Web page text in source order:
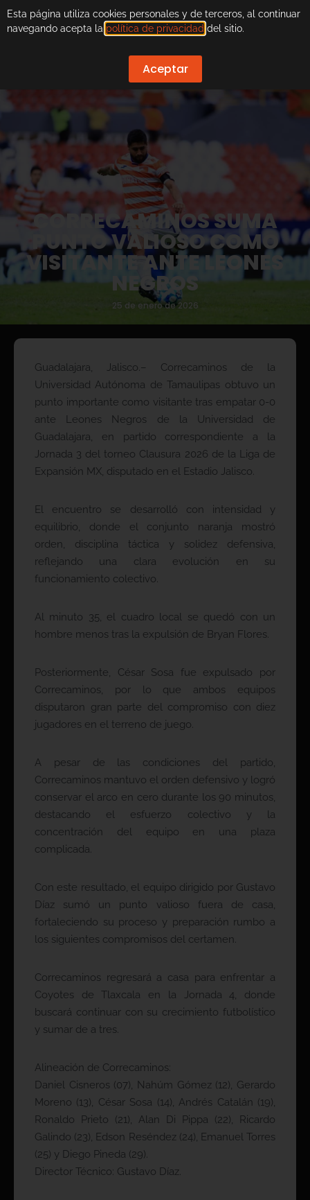
CORRECAMINOS SUMA
PUNTO VALIOSO COMO
VISITANTE ANTE LEONES
NEGROS
25 de enero de 2026
Guadalajara, Jalisco.– Correcaminos de la
Universidad Autónoma de Tamaulipas obtuvo un
punto importante como visitante tras empatar 0-0
ante Leones Negros de la Universidad de
Guadalajara, en partido correspondiente a la
Jornada 3 del torneo Clausura 2026 de la Liga de
Expansión MX, disputado en el Estadio Jalisco.
El encuentro se desarrolló con intensidad y
equilibrio, donde el conjunto naranja mostró
orden, disciplina táctica y solidez defensiva,
reflejando una clara evolución en su
funcionamiento colectivo.
Al minuto 35, el cuadro local se quedó con un
hombre menos tras la expulsión de Bryan Flores.
Posteriormente, César Sosa fue expulsado por
Correcaminos, por lo que ambos equipos
disputaron gran parte del compromiso con diez
jugadores en el terreno de juego.
A pesar de las condiciones del partido,
Correcaminos mantuvo el orden defensivo y logró
conservar el arco en cero durante los 90 minutos,
destacando el esfuerzo colectivo y la
concentración del equipo en una plaza
complicada.
Con este resultado, el equipo dirigido por Gustavo
Díaz sumó un punto valioso fuera de casa,
fortaleciendo su proceso y preparación rumbo a
los siguientes compromisos del certamen.
Correcaminos regresará a casa para enfrentar a
Coyotes de Tlaxcala en la Jornada 4, donde
buscará continuar con su crecimiento futbolístico
y sumar de a tres.
Alineación de Correcaminos:
Daniel Cisneros (07), Nahúm Gómez (12), Gerardo
Moreno (13), César Sosa (14), Andrés Catalán (19),
Ronaldo Prieto (21), Alan Di Pippa (22), Ricardo
Galindo (23), Edson Reséndez (24), Emanuel Torres
(25) y Diego Pineda (29).
Director Técnico: Gustavo Díaz.
Esta página utiliza cookies personales y de terceros, al continuar
navegando acepta la política de privacidad del sitio.
Aceptar